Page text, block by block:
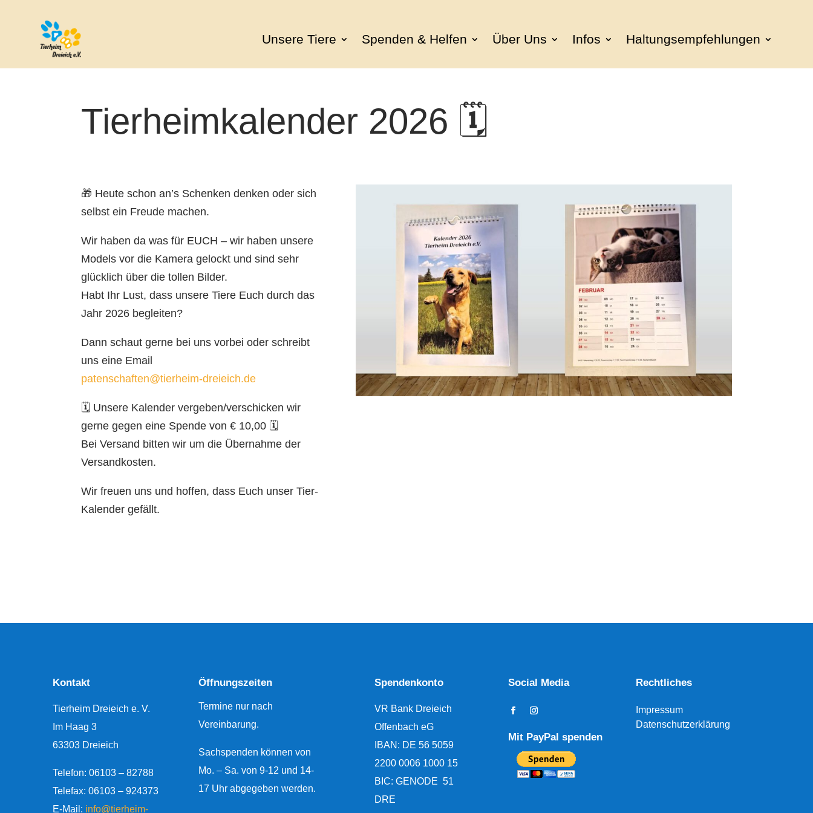
Unsere Tiere Spenden & Helfen Über Uns Infos Haltungsempfehlungen
Tierheimkalender 2026 🗓️
🎁 Heute schon an’s Schenken denken oder sich
selbst ein Freude machen.
Wir haben da was für EUCH – wir haben unsere
Models vor die Kamera gelockt und sind sehr
glücklich über die tollen Bilder.
Habt Ihr Lust, dass unsere Tiere Euch durch das
Jahr 2026 begleiten?
Dann schaut gerne bei uns vorbei oder schreibt
uns eine Email
patenschaften@tierheim-dreieich.de
🗓️ Unsere Kalender vergeben/verschicken wir
gerne gegen eine Spende von € 10,00 🗓️
Bei Versand bitten wir um die Übernahme der
Versandkosten.
Wir freuen uns und hoffen, dass Euch unser Tier-
Kalender gefällt.
Kontakt
Tierheim Dreieich e. V.
Im Haag 3
63303 Dreieich
Telefon: 06103 – 82788
Telefax: 06103 – 924373
E-Mail: info@tierheim-
Öffnungszeiten
Termine nur nach
Vereinbarung.
Sachspenden können von
Mo. – Sa. von 9-12 und 14-
17 Uhr abgegeben werden.
Spendenkonto
VR Bank Dreieich
Offenbach eG
IBAN: DE 56 5059
2200 0006 1000 15
BIC: GENODE 51
DRE
Social Media
Mit PayPal spenden
Rechtliches
Impressum
Datenschutzerklärung